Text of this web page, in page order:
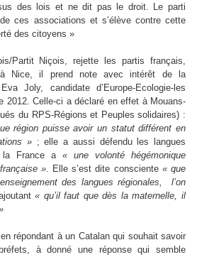
des lois et ne dit pas le droit. Le parti
ces associations et s’élève contre cette
des citoyens »
Partit Niçois, rejette les partis français,
à Nice, il prend note avec intérêt de la
Joly, candidate d’Europe-Ecologie-les
2012. Celle-ci a déclaré en effet à Mouans-
du RPS-Régions et Peuples solidaires) :
région puisse avoir un statut différent en
»; elle a aussi défendu les langues
la France a « une volonté hégémonique
». Elle s’est dite consciente « que
des langues régionales,
l’on
« qu’il faut que dès la maternelle, il
répondant à un Catalan qui souhait savoir
à donné une réponse qui semble